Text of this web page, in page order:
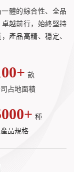
體的綜合性、全品
越前行，始終堅持
產品高精、穩定、
畝
占地面積
種
產品規格